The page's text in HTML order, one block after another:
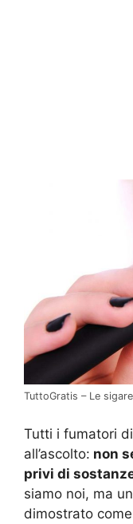
TuttoGratis – Le
Tutti i fumatori
all’ascolto: non
privi di
siamo noi, ma
dimostrato